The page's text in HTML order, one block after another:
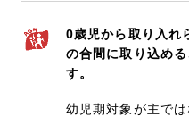
0歳児から取り入れ
の合間に取り込め
す。
幼児期対象が主で